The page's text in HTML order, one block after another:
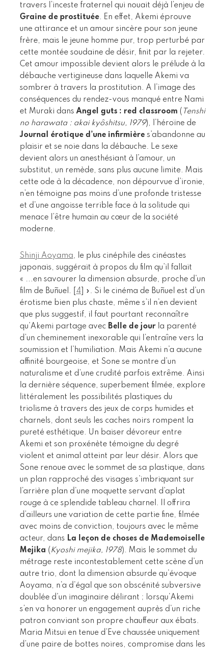
travers l’inceste fraternel qui nouait déjà l’enjeu de
Graine de prostituée. En effet, Akemi éprouve
une attirance et un amour sincère pour son jeune
frère, mais le jeune homme pur, trop perturbé par
cette montée soudaine de désir, finit par la rejeter.
Cet amour impossible devient alors le prélude à la
débauche vertigineuse dans laquelle Akemi va
sombrer à travers la prostitution. A l’image des
conséquences du rendez-vous manqué entre Nami
et Muraki dans Angel guts : red classroom ( Tenshi
no harawata : akai kyôshitsu, 1979), l’héroïne de
Journal érotique d’une infirmière s’abandonne au
plaisir et se noie dans la débauche. Le sexe
devient alors un anesthésiant à l’amour, un
substitut, un remède, sans plus aucune limite. Mais
cette ode à la décadence, non dépourvue d’ironie,
n’en témoigne pas moins d’une profonde tristesse
et d’une angoisse terrible face à la solitude qui
menace l’être humain au cœur de la société
moderne.
Shinji Aoyama, le plus cinéphile des cinéastes
japonais, suggérait à propos du film qu’il fallait
« ...en savourer la dimension absurde, proche d’un
film de Buñuel.
4
». Si le cinéma de Buñuel est d’un
érotisme bien plus chaste, même s’il n’en devient
que plus suggestif, il faut pourtant reconnaître
qu’Akemi partage avec Belle de jour la parenté
d’un cheminement inexorable qui l’entraîne vers la
soumission et l’humiliation. Mais Akemi n’a aucune
affinité bourgeoise, et Sone se montre d’un
naturalisme et d’une crudité parfois extrême. Ainsi
la dernière séquence, superbement filmée, explore
littéralement les possibilités plastiques du
triolisme à travers des jeux de corps humides et
charnels, dont seuls les caches noirs rompent la
pureté esthétique. Un baiser dévoreur entre
Akemi et son proxénète témoigne du degré
violent et animal atteint par leur désir. Alors que
Sone renoue avec le sommet de sa plastique, dans
un plan rapproché des visages s’imbriquant sur
l’arrière plan d’une moquette servant d’aplat
rouge à ce splendide tableau charnel. Il offrira
d’ailleurs une variation de cette partie fine, filmée
avec moins de conviction, toujours avec le même
acteur, dans La leçon de choses de Mademoiselle
Mejika ( Kyoshi mejika, 1978). Mais le sommet du
métrage reste incontestablement cette scène d’un
autre trio, dont la dimension absurde qu’évoque
Aoyama, n’a d’égal que son obscénité subversive
doublée d’un imaginaire délirant ; lorsqu’Akemi
s’en va honorer un engagement auprès d’un riche
patron conviant son propre chauffeur aux ébats.
Maria Mitsui en tenue d’Eve chaussée uniquement
d’une paire de bottes noires, compromise dans les